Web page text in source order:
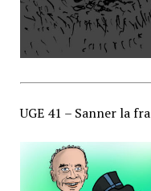
UGE 41 – Sanner la